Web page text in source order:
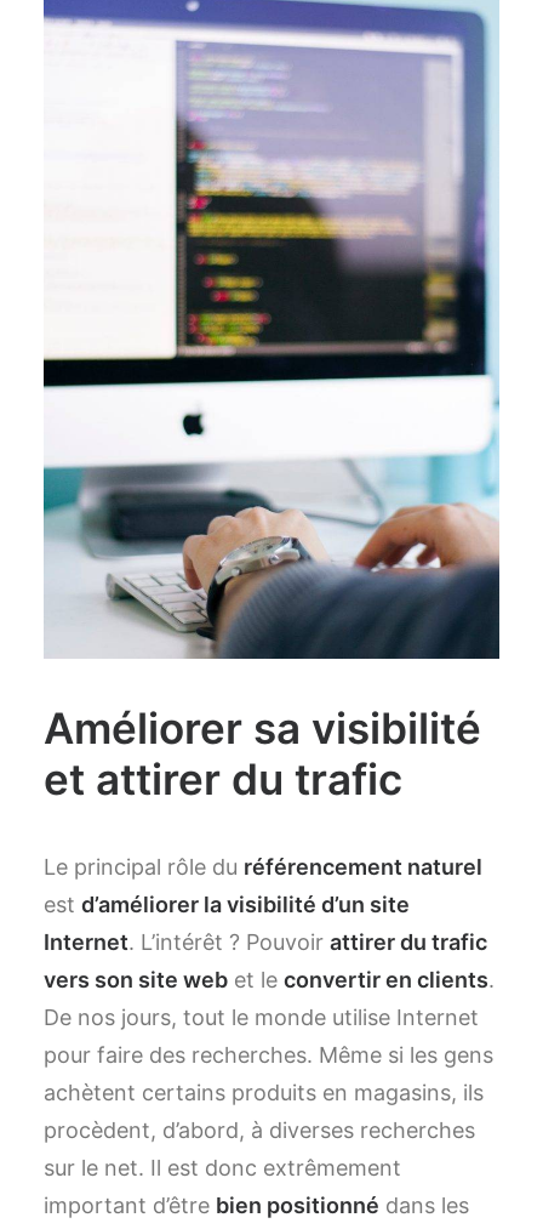
Améliorer sa visibilité
et attirer du trafic
Le principal rôle du référencement naturel
est d’améliorer la visibilité d’un site
Internet. L’intérêt ? Pouvoir attirer du trafic
vers son site web et le convertir en clients.
De nos jours, tout le monde utilise Internet
pour faire des recherches. Même si les gens
achètent certains produits en magasins, ils
procèdent, d’abord, à diverses recherches
sur le net. Il est donc extrêmement
important d’être bien positionné dans les